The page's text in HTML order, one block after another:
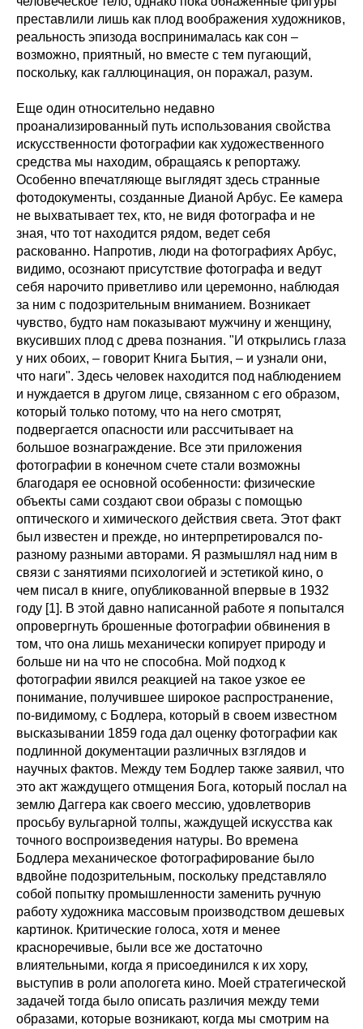
преставлили лишь как плод воображения художников,
реальность эпизода воспринималась как сон –
возможно, приятный, но вместе с тем пугающий,
поскольку, как галлюцинация, он поражал, разум.
Еще один относительно недавно
проанализированный путь использования свойства
искусственности фотографии как художественного
средства мы находим, обращаясь к репортажу.
Особенно впечатляюще выглядят здесь странные
фотодокументы, созданные Дианой Арбус. Ее камера
не выхватывает тех, кто, не видя фотографа и не
зная, что тот находится рядом, ведет себя
раскованно. Напротив, люди на фотографиях Арбус,
видимо, осознают присутствие фотографа и ведут
себя нарочито приветливо или церемонно, наблюдая
за ним с подозрительным вниманием. Возникает
чувство, будто нам показывают мужчину и женщину,
вкусивших плод с древа познания. "И открылись глаза
у них обоих, – говорит Книга Бытия, – и узнали они,
что наги". Здесь человек находится под наблюдением
и нуждается в другом лице, связанном с его образом,
который только потому, что на него смотрят,
подвергается опасности или рассчитывает на
большое вознаграждение. Все эти приложения
фотографии в конечном счете стали возможны
благодаря ее основной особенности: физические
объекты сами создают свои образы с помощью
оптического и химического действия света. Этот факт
был известен и прежде, но интерпретировался по-
разному разными авторами. Я размышлял над ним в
связи с занятиями психологией и эстетикой кино, о
чем писал в книге, опубликованной впервые в 1932
году [1]. В этой давно написанной работе я попытался
опровергнуть брошенные фотографии обвинения в
том, что она лишь механически копирует природу и
больше ни на что не способна. Мой подход к
фотографии явился реакцией на такое узкое ее
понимание, получившее широкое распространение,
по-видимому, с Бодлера, который в своем известном
высказывании 1859 года дал оценку фотографии как
подлинной документации различных взглядов и
научных фактов. Между тем Бодлер также заявил, что
это акт жаждущего отмщения Бога, который послал на
землю Даггера как своего мессию, удовлетворив
просьбу вульгарной толпы, жаждущей искусства как
точного воспроизведения натуры. Во времена
Бодлера механическое фотографирование было
вдвойне подозрительным, поскольку представляло
собой попытку промышленности заменить ручную
работу художника массовым производством дешевых
картинок. Критические голоса, хотя и менее
красноречивые, были все же достаточно
влиятельными, когда я присоединился к их хору,
выступив в роли апологета кино. Моей стратегической
задачей тогда было описать различия между теми
образами, которые возникают, когда мы смотрим на